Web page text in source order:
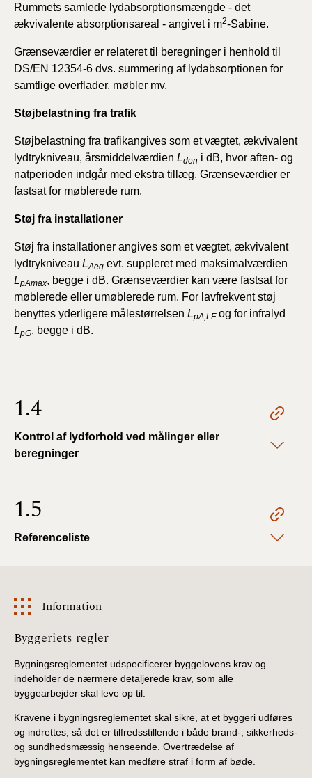
Rummets samlede lydabsorptionsmængde - det
ækvivalente absorptionsareal - angivet i m2-Sabine.
Grænseværdier er relateret til beregninger i henhold til
DS/EN 12354-6 dvs. summering af lydabsorptionen for
samtlige overflader, møbler mv.
Støjbelastning fra trafik
Støjbelastning fra trafikangives som et vægtet, ækvivalent
lydtrykniveau, årsmiddelværdien Lden i dB, hvor aften- og
natperioden indgår med ekstra tillæg. Grænseværdier er
fastsat for møblerede rum.
Støj fra installationer
Støj fra installationer angives som et vægtet, ækvivalent
lydtrykniveau LAeq evt. suppleret med maksimalværdien
LpAmax, begge i dB. Grænseværdier kan være fastsat for
møblerede eller umøblerede rum. For lavfrekvent støj
benyttes yderligere målestørrelsen LpA,LFog for infralyd
LpG, begge i dB.
1.4
Kontrol af lydforhold ved målinger eller
beregninger
1.5
Referenceliste
Information
Information
Byggeriets regler
Bygningsreglementet udspecificerer byggelovens krav og
indeholder de nærmere detaljerede krav, som alle
byggearbejder skal leve op til.
Kravene i bygningsreglementet skal sikre, at et byggeri udføres
og indrettes, så det er tilfredsstillende i både brand-, sikkerheds-
og sundhedsmæssig henseende. Overtrædelse af
bygningsreglementet kan medføre straf i form af bøde.